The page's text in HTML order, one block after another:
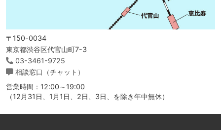
〒150-0034
東京都渋谷区代官山町7-3
03-3461-9725
相談窓口（チャット）
営業時間：12:00～19:00
（12月31日、1月1日、2日、3日、を除き年中無休）